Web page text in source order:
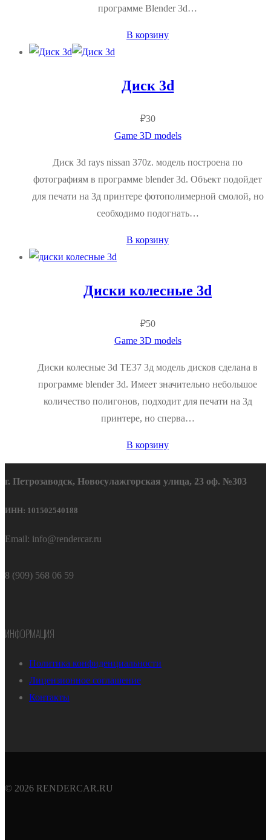
программе Blender 3d…
В корзину
Диск 3d
₽30
Game 3D models
Диск 3d rays nissan 370z. модель построена по
фотографиям в программе blender 3d. Объект подойдет
для печати на 3д принтере фотополимерной смолой, но
сеобходимо подогнать…
В корзину
Диски колесные 3d
₽50
Game 3D models
Диски колесные 3d ТЕ37 3д модель дисков сделана в
программе blender 3d. Имеет значительно небольшое
количество полигонов, подходит для печати на 3д
принтере, но сперва…
В корзину
г. Петрозаводск, Новосулажгорская улица, 23 оф. №303
ИНН: 101502540188
Email: info@rendercar.ru
8 (909) 568 06 59
ИНФОРМАЦИЯ
Политика конфиденциальности
Лицензионное соглашение
Контакты
© 2026 RENDERCAR.RU